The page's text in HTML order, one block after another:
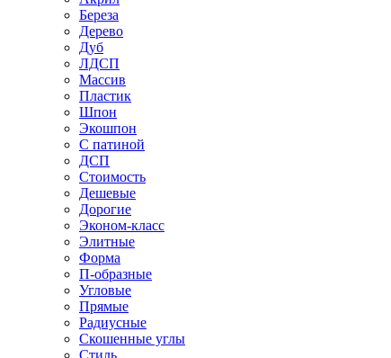
Береза
Дерево
Дуб
ЛДСП
Массив
Пластик
Шпон
Экошпон
С патиной
ДСП
Стоимость
Дешевые
Дорогие
Эконом-класс
Элитные
Форма
П-образные
Угловые
Прямые
Радиусные
Скошенные углы
Стиль